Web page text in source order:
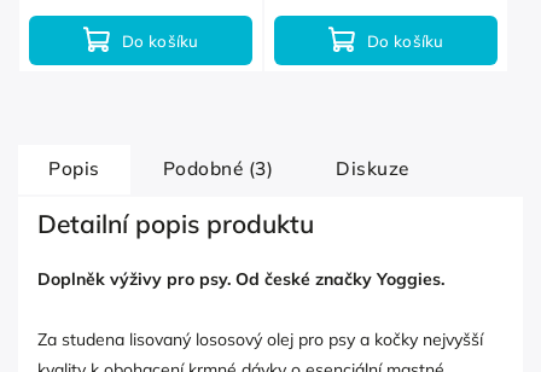
Do košíku Do košíku
Popis Podobné (3) Diskuze
Detailní popis produktu
Doplněk výživy pro psy. Od české značky Yoggies.
Za studena lisovaný lososový olej pro psy a kočky nejvyšší